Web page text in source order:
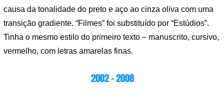
causa da tonalidade do preto e aço ao cinza oliva com uma
transição gradiente. “Filmes” foi substituído por “Estúdios”.
Tinha o mesmo estilo do primeiro texto – manuscrito, cursivo,
vermelho, com letras amarelas finas.
2002 – 2008